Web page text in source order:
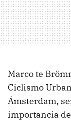
Marco te
Ciclismo
Ámsterdam,
importancia